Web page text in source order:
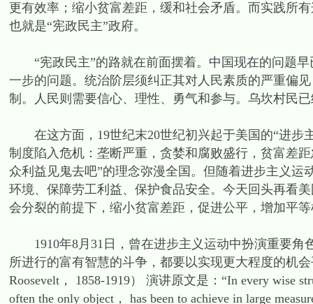
更有效率；缩小贫富差距，缓和社会矛盾。而实践所
也就是“宪政民主”政府。
“宪政民主”的路就在前面摆着。中国现在的问题早
一步的问题。统治阶层须纠正其对人民素质的严重偏
制。人民则需要信心、理性、勇气和参与。乌坎村民
在这方面，19世纪末20世纪初兴起于美国的“进步
制度陷入危机：垄断严重，贪婪和腐败盛行，贫富差
众利益见鬼去吧”的理念弥漫全国。但随着进步主义
环境、保障劳工利益、保护食品安全。今天回头再看
会分裂的前提下，缩小贫富差距，促进公平，增加平
1910年8月31日，曾在进步主义运动中扮演重要角
所进行的富有智慧的斗争，都要以实现更大程度的机
Roosevelt， 1858-1919） 演讲原文是：“In every wise
often the only object， has been to achieve in large